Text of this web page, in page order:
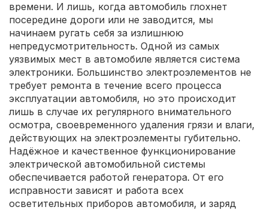
времени. И лишь, когда автомобиль глохнет
посередине дороги или не заводится, мы
начинаем ругать себя за излишнюю
непредусмотрительность. Одной из самых
уязвимых мест в автомобиле является система
электроники. Большинство электроэлементов не
требует ремонта в течение всего процесса
эксплуатации автомобиля, но это происходит
лишь в случае их регулярного внимательного
осмотра, своевременного удаления грязи и влаги,
действующих на электроэлементы губительно.
Надёжное и качественное функционирование
электрической автомобильной системы
обеспечивается работой генератора. От его
исправности зависят и работа всех
осветительных приборов автомобиля, и заряд